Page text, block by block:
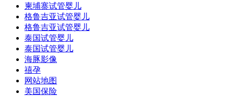
柬埔寨试管婴儿
格鲁吉亚试管婴儿
格鲁吉亚试管婴儿
泰国试管婴儿
泰国试管婴儿
海豚影像
禧孕
网站地图
美国保险